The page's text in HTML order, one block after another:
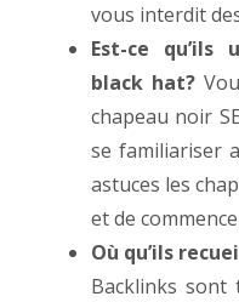
vous interdit
Est-ce qu’ils
black hat?
chapeau noir
se familiariser
astuces les
et de
Où qu’ils
Backlinks